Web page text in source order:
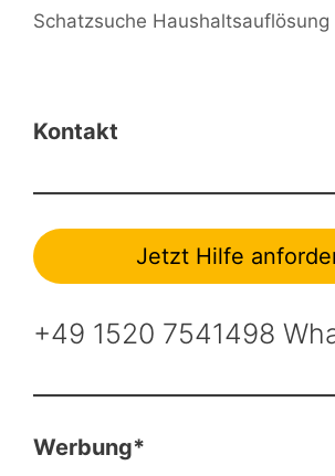
Schatzsuche Haushaltsauflösung
Kontakt
Jetzt Hilfe
+49 1520 7541498
Werbung*